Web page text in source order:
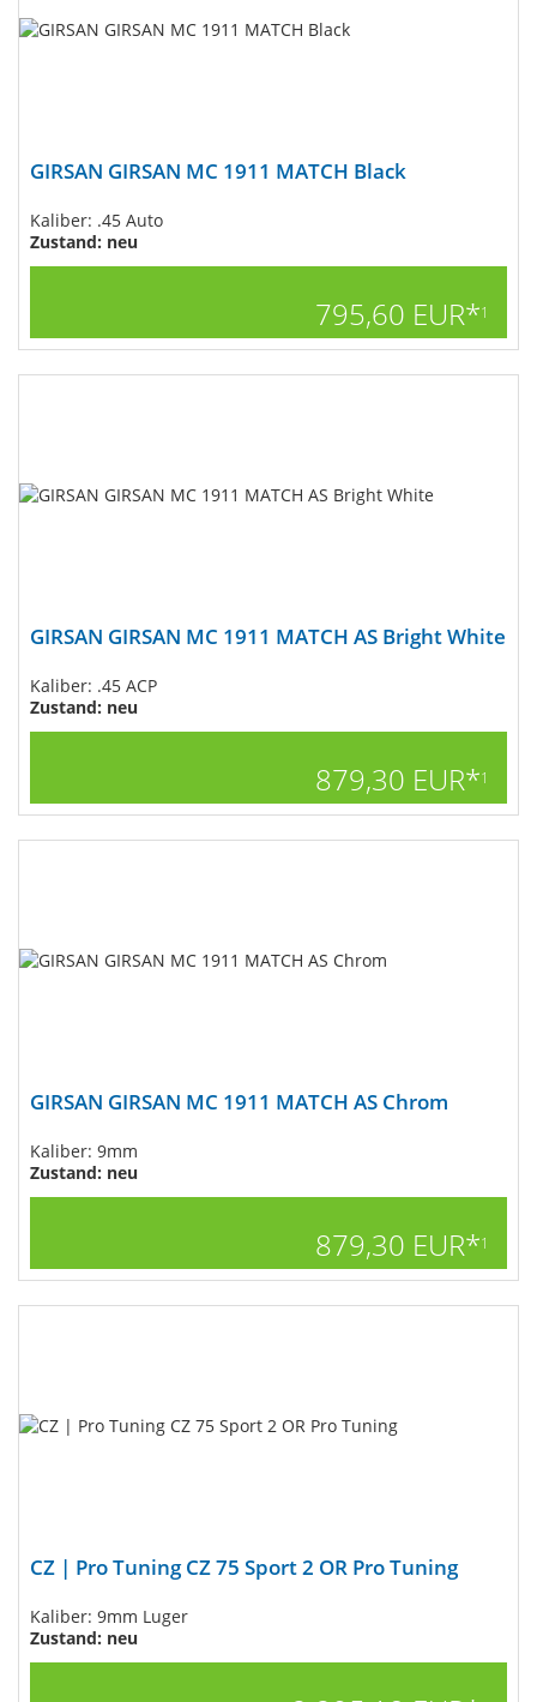
GIRSAN GIRSAN MC 1911 MATCH Black
Kaliber: .45 Auto
Zustand: neu
795,60 EUR*1
GIRSAN GIRSAN MC 1911 MATCH AS Bright White
Kaliber: .45 ACP
Zustand: neu
879,30 EUR*1
GIRSAN GIRSAN MC 1911 MATCH AS Chrom
Kaliber: 9mm
Zustand: neu
879,30 EUR*1
CZ | Pro Tuning CZ 75 Sport 2 OR Pro Tuning
Kaliber: 9mm Luger
Zustand: neu